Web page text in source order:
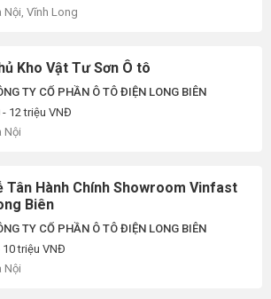
Nội, Vĩnh Long
Kho Vật Tư Sơn Ô tô
TY CỔ PHẦN Ô TÔ ĐIỆN LONG BIÊN
- 12 triệu VNĐ
Nội
Tân Hành Chính Showroom Vinfast
Biên
TY CỔ PHẦN Ô TÔ ĐIỆN LONG BIÊN
10 triệu VNĐ
Nội